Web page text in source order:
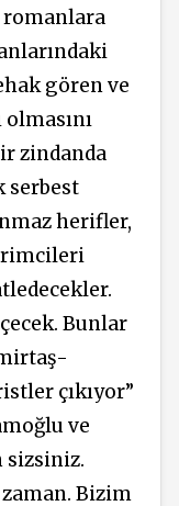
romanlara
gören ve
zindanda
serbest
herifler,
Bunlar
çıkıyor”
ve
sizsiniz.
zaman. Bizim